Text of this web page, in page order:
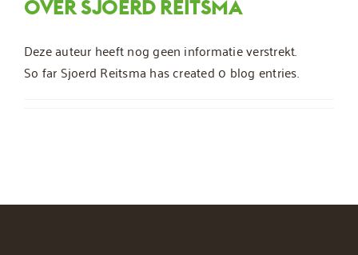
OVERSJOERD REITSMA
Deze auteur heeft nog geen informatie verstrekt.
So far Sjoerd Reitsma has created 0 blog entries.